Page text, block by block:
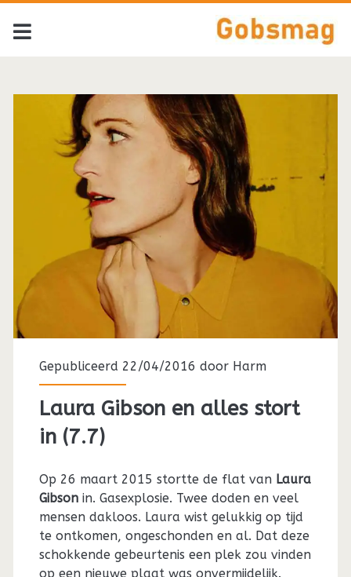
Gepubliceerd 22/04/2016 door Harm
Laura Gibson en alles stort
in (7.7)
Op 26 maart 2015 stortte de flat van Laura
Gibsonin. Gasexplosie. Twee doden en veel
mensen dakloos. Laura wist gelukkig op tijd
te ontkomen, ongeschonden en al. Dat deze
schokkende gebeurtenis een plek zou vinden
op een nieuwe plaat was onvermijdelijk.